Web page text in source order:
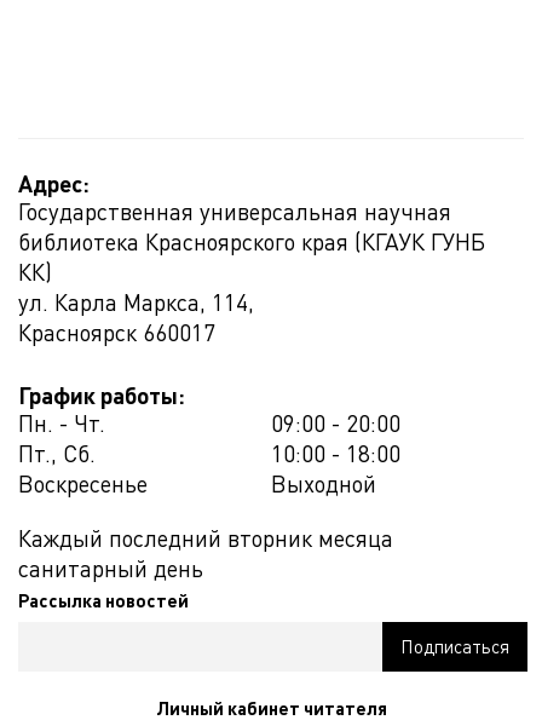
Адрес:
Государственная универсальная научная
библиотека Красноярского края (КГАУК ГУНБ
КК)
ул. Карла Маркса, 114,
Красноярск 660017
График работы:
Пн. - Чт.
09:00 - 20:00
Пт., Сб.
10:00 - 18:00
Воскресенье
Выходной
Каждый последний вторник месяца
санитарный день
Рассылка новостей
Личный кабинет читателя